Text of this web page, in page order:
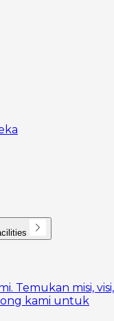
Temukan misi, visi,
kami untuk